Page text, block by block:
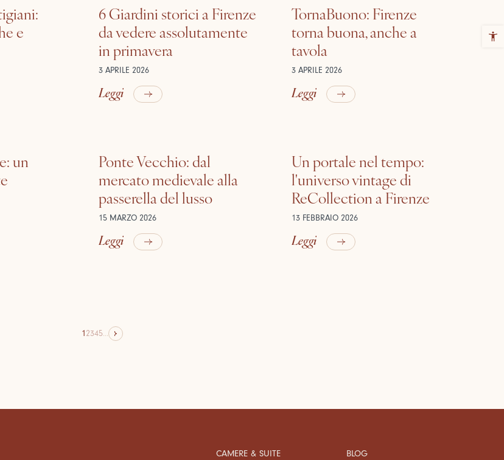
e
6 Giardini storici a Firenze
da vedere assolutamente
in primavera
3 APRILE 2026
Leggi
TornaBuono: Firenze
torna buona, anche a
tavola
3 APRILE 2026
Leggi
un Ponte Vecchio: dal
mercato medievale alla
passerella del lusso
15 MARZO 2026
Leggi
Un portale nel tempo:
l'universo vintage di
ReCollection a Firenze
13 FEBBRAIO 2026
Leggi
12345...
CAMERE & SUITE BLOG